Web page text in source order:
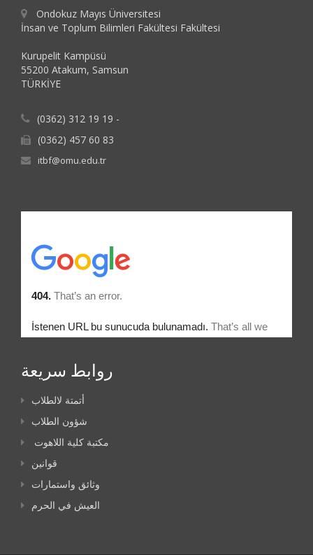
Ondokuz Mayıs Üniversitesi
İnsan ve Toplum Bilimleri Fakültesi Fakültesi
Kurupelit Kampüsü
55200 Atakum, Samsun
TÜRKİYE
(0362) 312 19 19 -
(0362) 457 60 83
itbf@omu.edu.tr
روابط سريعة
أتمتة لالطلاب
شؤون الطلاب
مكتبة كلية اللاهوت
قوانين
وثائق واستمارات
العيش في الحرم